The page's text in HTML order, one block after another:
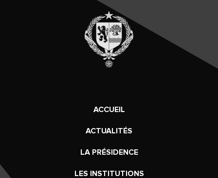
ACCUEIL
ACTUALITÉS
LA PRÉSIDENCE
LES INSTITUTIONS